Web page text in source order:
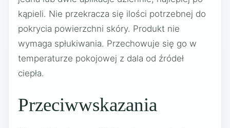
kąpieli. Nie przekracza się ilości potrzebnej do
pokrycia powierzchni skóry. Produkt nie
wymaga spłukiwania. Przechowuje się go w
temperaturze pokojowej z dala od źródeł
ciepła.
Przeciwwskazania